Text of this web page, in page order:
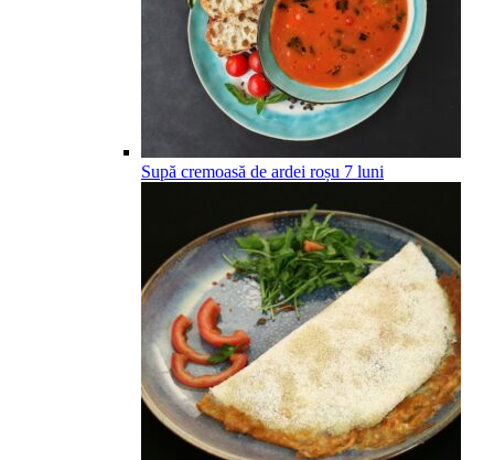
Supă cremoasă de ardei roșu 7 luni